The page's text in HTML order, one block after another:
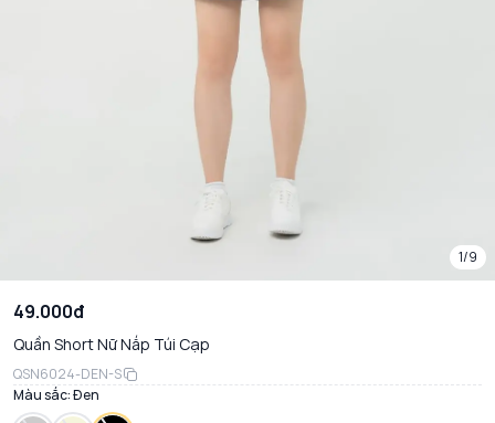
1/9
49.000đ
Quần Short Nữ Nắp Túi Cạp
QSN6024-DEN-S
Màu sắc:Đen